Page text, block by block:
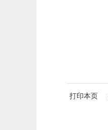
打印本页